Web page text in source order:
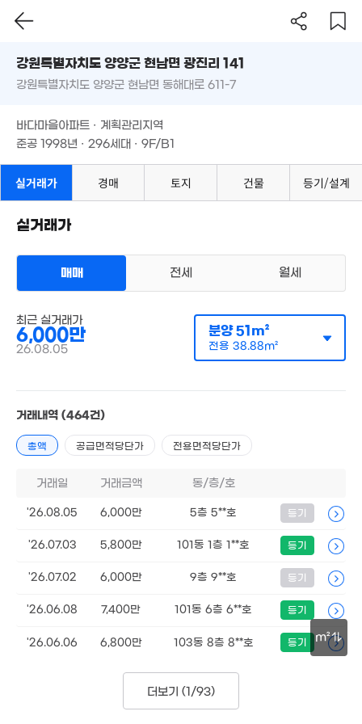
1,000만
'20.
10
250만
2,640만
필터 매물 탐색
강원특별자치도 양양군 현남면 광진리 141
준공 1998년 · 296세대 · 9F/B1
m²
강원특별자치도 양양군 현남면 광진리 141
강원특별자치도 양양군 현남면 동해대로 611-7
바다마을아파트 · 계획관리지역
준공 1998년 · 296세대 · 9F/B1
실거래가 경매 토지 건물 등기/설계
실거래가
매매 전세 월세
최근 실거래가
6,000만
26.08.05
분양51m²
전용 38.88m²
거래내역 (464건)
총액 공급면적당단가 전용면적당단가
거래일 거래금액 동/층/호
'26.08.05 6,000만 5층 5**호 등기
'26.07.03 5,800만 101동 1층 1**호 등기
'26.07.02 6,000만 9층 9**호 등기
'26.06.08 7,400만 101동 6층 6**호 등기
'26.06.06 6,800만 103동 8층 8**호 등기
더보기 (1/93)